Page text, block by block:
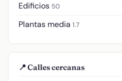
Edificios 50
Plantas media 1.7
📍 Calles cercanas